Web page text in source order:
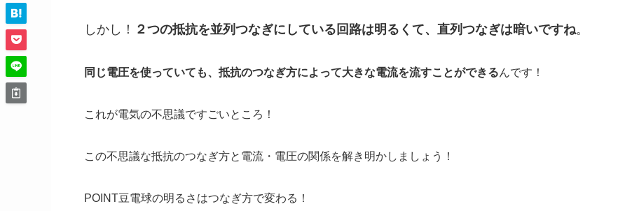
しかし！ ２つの抵抗を並列つなぎにしている回路は明るく て、 直列つなぎは暗いですね。
同じ電圧を使っていても、抵抗のつなぎ方によって大きな電流を流すことができるんです！
これが電気の不思議ですごいところ！
この不思議な抵抗のつなぎ方と電流・電圧の関係を解き明かしましょう！
POINT豆電球の明るさはつなぎ方で変わる！